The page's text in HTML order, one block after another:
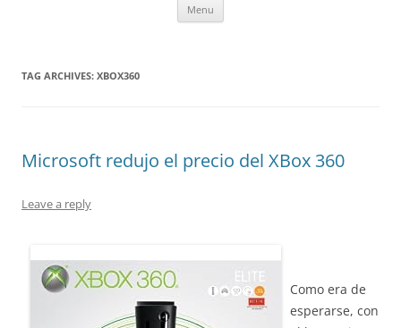
Menu
TAG ARCHIVES: XBOX360
Microsoft redujo el precio del XBox 360
Leave a reply
Como era de
esperarse, con